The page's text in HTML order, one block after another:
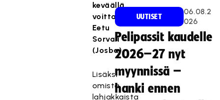
keväällä
voittanut
Eetu
Sorvali
(Josba).
Lisäksi
omista
lahjakkaista
UUTISET
06.08.2
026
Pelipassit kaudelle
2026–27 nyt
myynnissä –
hanki ennen